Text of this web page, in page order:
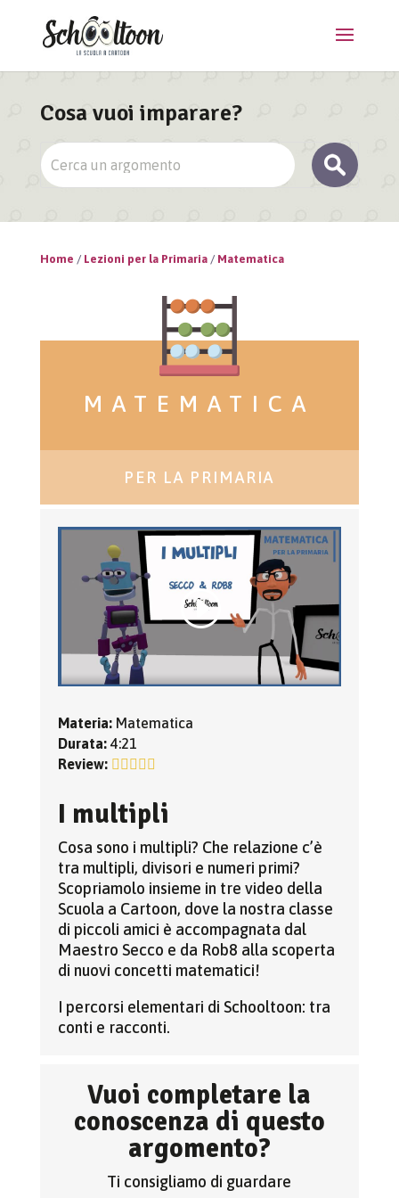
Cosa vuoi imparare?
Home / Lezioni per la Primaria/ Matematica
MATEMATICA
PER LA PRIMARIA
Materia:Matematica
Durata:4:21
Review:
I multipli
Cosa sono i multipli? Che relazione c’è
tra multipli, divisori e numeri primi?
Scopriamolo insieme in tre video della
Scuola a Cartoon, dove la nostra classe
di piccoli amici è accompagnata dal
Maestro Secco e da Rob8 alla scoperta
di nuovi concetti matematici!
I percorsi elementari di Schooltoon: tra
conti e racconti.
Vuoi completare la
conoscenza di questo
argomento?
Ti consigliamo di guardare